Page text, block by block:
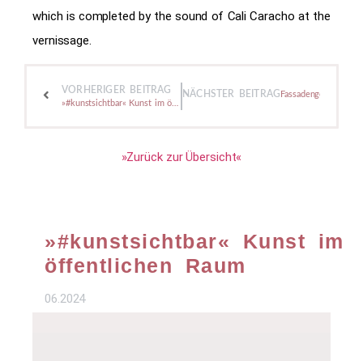
which is completed by the sound of Cali Caracho at the
vernissage.
VORHERIGER BEITRAG NÄCHSTER BEITRAG Fassadengestaltung
»Zurück zur Übersicht«
»#kunstsichtbar« Kunst im
öffentlichen Raum
06.2024